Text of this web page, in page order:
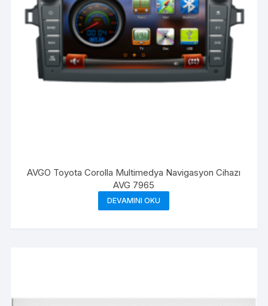
AVGO Toyota Corolla Multimedya Navigasyon Cihazı
AVG 7965
DEVAMINI OKU